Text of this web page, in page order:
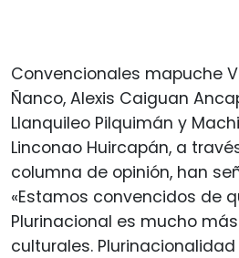
Convencionales mapuche
Ñanco, Alexis Caiguan
Llanquileo Pilquimán y
Linconao Huircapán, a
columna de opinión, han
«Estamos convencidos de
Plurinacional es mucho
culturales.